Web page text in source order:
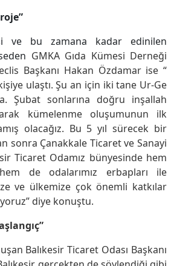
ve bu zamana kadar edinilen
GMKA Gıda Kümesi Derneği
Başkanı Hakan Özdamar ise “
ulaştı. Şu an için iki tane Ur-Ge
Şubat sonlarına doğru inşallah
kümelenme oluşumunun ilk
olacağız. Bu 5 yıl sürecek bir
sonra Çanakkale Ticaret ve Sanayi
Ticaret Odamız bünyesinde hem
de odalarımız erbapları ile
ve ülkemize çok önemli katkılar
diye konuştu.
Balıkesir Ticaret Odası Başkanı